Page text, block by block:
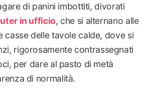
di panini imbottiti, divorati
in ufficio, che si alternano alle
casse delle tavole calde, dove si
rigorosamente contrassegnati
per dare al pasto di metà
di normalità.